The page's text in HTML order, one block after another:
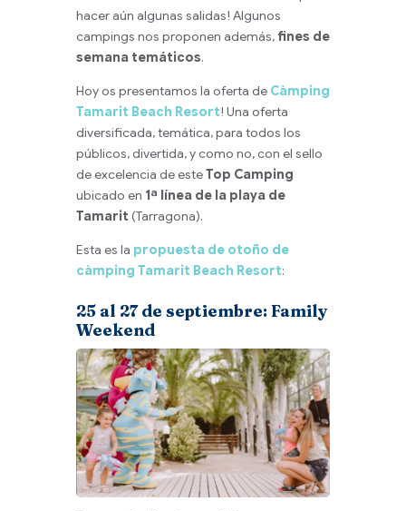
hacer aún algunas salidas! Algunos
campings nos proponen además, fines de
semana temáticos.
Hoy os presentamos la oferta de Càmping
Tamarit Beach Resort! Una oferta
diversificada, temática, para todos los
públicos, divertida, y como no, con el sello
de excelencia de esteTop Camping
ubicado en 1ª línea de la playa de
Tamarit (Tarragona).
Esta es la propuesta de otoño de
càmping Tamarit Beach Resort:
25 al 27 de septiembre: Family
Weekend